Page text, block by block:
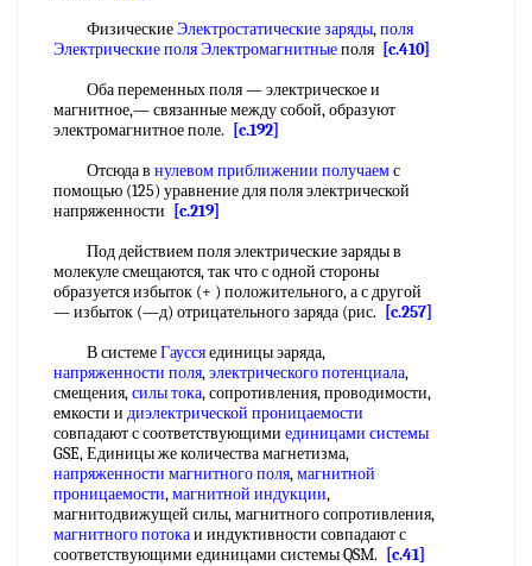
ФизическиеЭлектростатические заряды,поля
Электрические поля Электромагнитныеполя [c.410]
Оба переменных поля — электрическое и
магнитное,— связанные между собой, образуют
электромагнитное поле.
[c.192]
Отсюда в нулевом приближении получаемс
помощью (125) уравнение для поля электрической
напряженности
[c.219]
Под действием поля электрические заряды в
молекуле смещаются, так что с одной стороны
образуется избыток (+ ) положительного, а с другой
— избыток (—д) отрицательного заряда (рис.
[c.257]
В системеГауссяединицы эаряда,
напряженности поля,электрического потенциала,
смещения,силы тока, сопротивления, проводимости,
емкости и диэлектрической проницаемости
совпадают с соответствующими единицами системы
GSE, Единицы же количества магнетизма,
напряженности магнитного поля,магнитной
проницаемости,магнитной индукции,
магнитодвижущей силы, магнитного сопротивления,
магнитного потокаи индуктивности совпадают с
соответствующими единицами системы QSM.
[c.41]